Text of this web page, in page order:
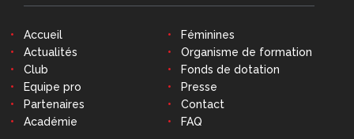
Accueil
Actualités
Club
Equipe pro
Partenaires
Académie
Féminines
Organisme de formation
Fonds de dotation
Presse
Contact
FAQ